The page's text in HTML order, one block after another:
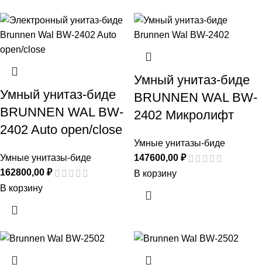
Умный унитаз-биде
BRUNNEN WAL BW-
2402 Auto open/close
Умные унитазы-биде
162800,00 ₽
В корзину
Умный унитаз-биде
BRUNNEN WAL BW-
2402 Микролифт
Умные унитазы-биде
147600,00 ₽
В корзину